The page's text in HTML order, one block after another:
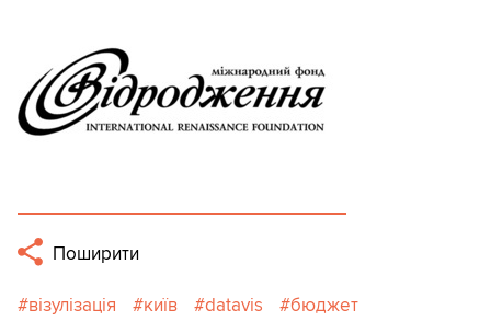
Поширити
візулізація київ datavis бюджет